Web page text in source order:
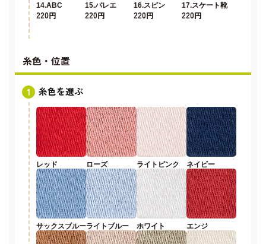
14.ABC
220円
15.バレエ
220円
16.スピン
220円
17.スケート靴
220円
糸色・位置
糸色を選ぶ
レッド ローズ ライトピンク ネイビー
サックスブルーライトブルー ホワイト エンジ